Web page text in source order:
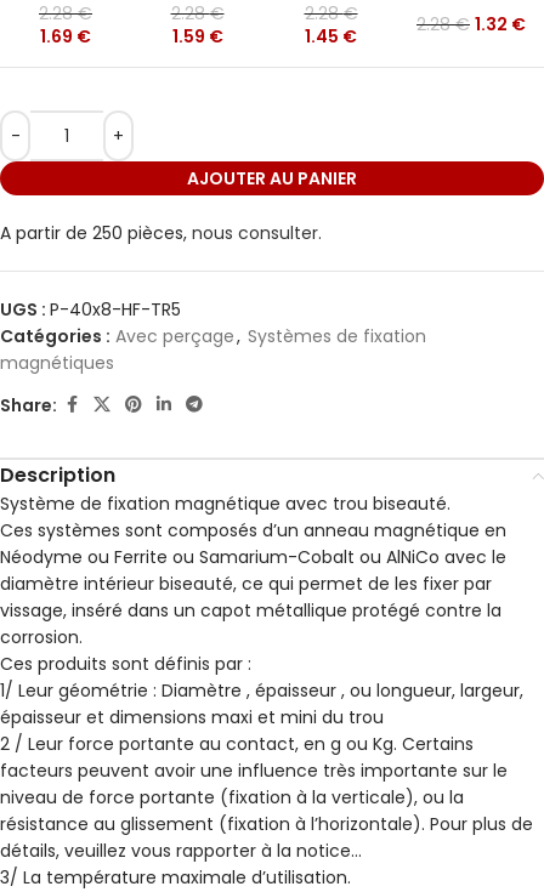
2.28€
1.69 €
2.28€
1.59 €
2.28€
1.45 € 2.28€ 1.32 €
AJOUTER AU PANIER
A partir de 250 pièces, nous consulter.
UGS : P-40x8-HF-TR5
Catégories : Avec perçage, Systèmes de fixation
magnétiques
Share:
Description
Système de fixation magnétique avec trou biseauté.
Ces systèmes sont composés d’un anneau magnétique en
Néodyme ou Ferrite ou Samarium-Cobalt ou AlNiCo avec le
diamètre intérieur biseauté, ce qui permet de les fixer par
vissage, inséré dans un capot métallique protégé contre la
corrosion.
Ces produits sont définis par :
1/ Leur géométrie : Diamètre , épaisseur , ou longueur, largeur,
épaisseur et dimensions maxi et mini du trou
2 / Leur force portante au contact, en g ou Kg. Certains
facteurs peuvent avoir une influence très importante sur le
niveau de force portante (fixation à la verticale), ou la
résistance au glissement (fixation à l’horizontale). Pour plus de
détails, veuillez vous rapporter à la notice…
3/ La température maximale d’utilisation.